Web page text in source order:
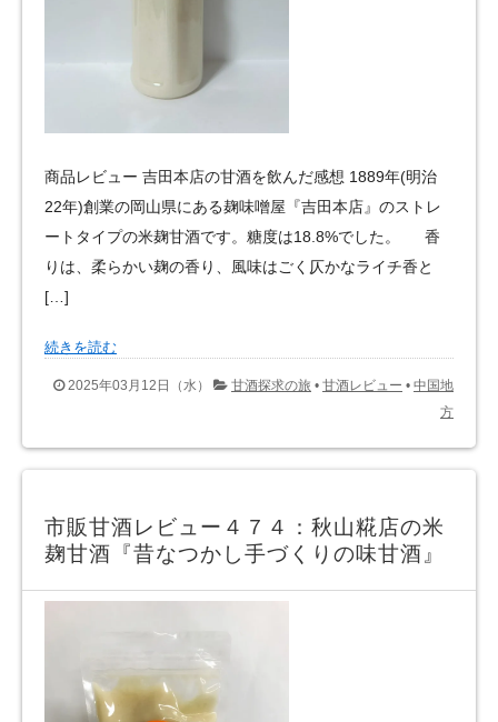
商品レビュー 吉田本店の甘酒を飲んだ感想 1889年(明治
22年)創業の岡山県にある麹味噌屋『吉田本店』のストレ
ートタイプの米麹甘酒です。糖度は18.8%でした。 香
りは、柔らかい麹の香り、風味はごく仄かなライチ香と
[…]
続きを読む
2025年03月12日（水） 甘酒探求の旅 • 甘酒レビュー • 中国地
方
市販甘酒レビュー４７４：秋山糀店の米
麹甘酒『昔なつかし手づくりの味甘酒』